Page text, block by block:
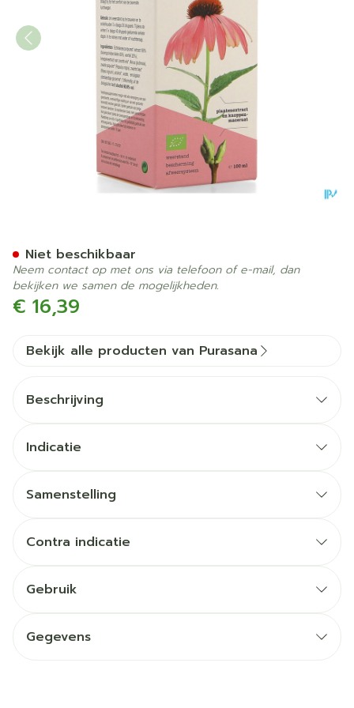
€ 16,39
Niet beschikbaar
Neem contact op met ons via telefoon of e-mail, dan
bekijken we samen de mogelijkheden.
Bekijk alle producten van Purasana
Beschrijving
Indicatie
Samenstelling
Contra indicatie
Gebruik
Gegevens